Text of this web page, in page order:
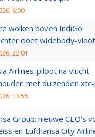
8:00
wolken boven IndiGo:
doet widebody-
22:01
Airlines-piloot na vlucht
met duizenden
13:55
Group: nieuwe CEO’s
en Lufthansa City